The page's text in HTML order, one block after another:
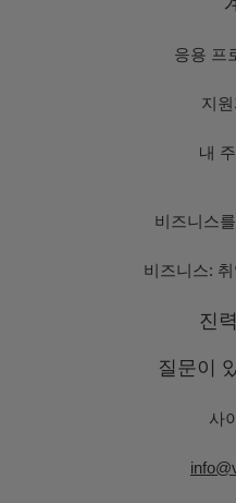
응용 프
지
내
비즈니스
비즈니스:
진력
질문이
사